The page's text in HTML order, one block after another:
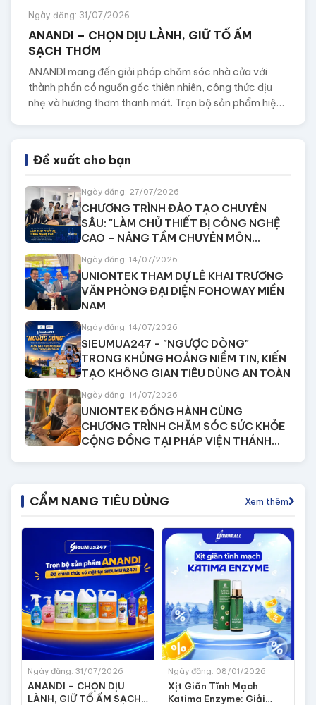
Ngày đăng: 31/07/2026
ANANDI – CHỌN DỊU LÀNH, GIỮ TỔ ẤM
SẠCH THƠM
ANANDI mang đến giải pháp chăm sóc nhà cửa với
thành phần có nguồn gốc thiên nhiên, công thức dịu
nhẹ và hương thơm thanh mát. Trọn bộ sản phẩm hiện
Đề xuất cho bạn
Ngày đăng: 27/07/2026
CHƯƠNG TRÌNH ĐÀO TẠO CHUYÊN
SÂU: "LÀM CHỦ THIẾT BỊ CÔNG NGHỆ
CAO – NÂNG TẦM CHUYÊN MÔN
TRONG CHĂM SÓC SỨC KHỎE"
Ngày đăng: 14/07/2026
UNIONTEK THAM DỰ LỄ KHAI TRƯƠNG
VĂN PHÒNG ĐẠI DIỆN FOHOWAY MIỀN
NAM
Ngày đăng: 14/07/2026
SIEUMUA247 - "NGƯỢC DÒNG"
TRONG KHỦNG HOẢNG NIỀM TIN, KIẾN
TẠO KHÔNG GIAN TIÊU DÙNG AN TOÀN
Ngày đăng: 14/07/2026
UNIONTEK ĐỒNG HÀNH CÙNG
CHƯƠNG TRÌNH CHĂM SÓC SỨC KHỎE
CỘNG ĐỒNG TẠI PHÁP VIỆN THÁNH
CẨM NANG TIÊU DÙNG Xem thêm
Ngày đăng: 31/07/2026
ANANDI – CHỌN DỊU
LÀNH, GIỮ TỔ ẤM SẠCH
Ngày đăng: 08/01/2026
Xịt Giãn Tĩnh Mạch
Katima Enzyme: Giải